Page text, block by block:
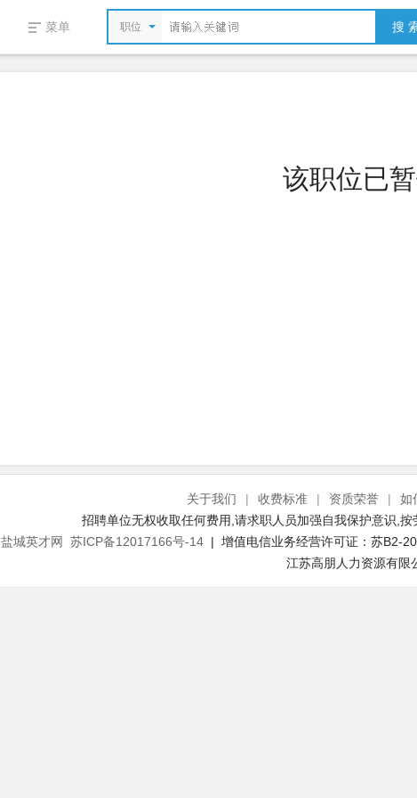
菜单 职位 搜
该职位已
关于我们 | 收费标准 | 资质荣誉 | 如
招聘单位无权收取任何费用,请求职人员加强自我保护意识,
盐城英才网 苏ICP备12017166号-14 | 增值电信业务经营许可证：苏B2-
江苏高朋人力资源有限